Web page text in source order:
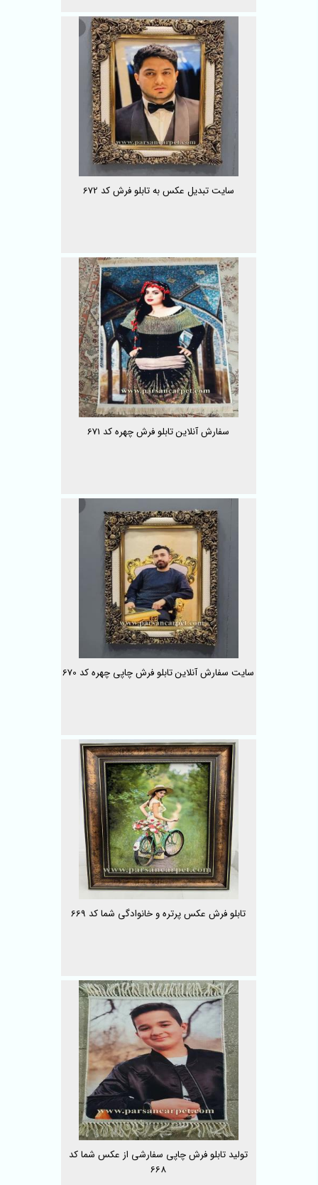
سایت تبدیل عکس به تابلو فرش کد 672
سفارش آنلاین تابلو فرش چهره کد 671
سایت سفارش آنلاین تابلو فرش چاپی چهره کد 670
تابلو فرش عکس پرتره و خانوادگی شما کد 669
تولید تابلو فرش چاپی سفارشی از عکس شما کد
668